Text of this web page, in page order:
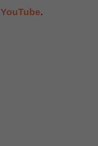
YouTube.